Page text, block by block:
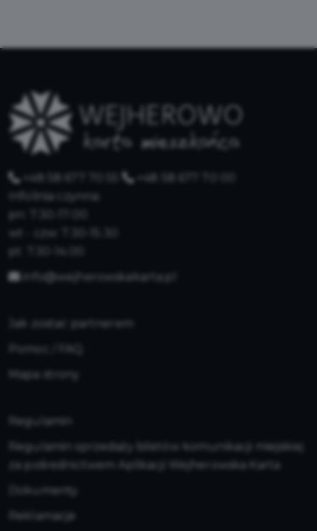
+48 58 677 70 55
+48 58 677 70 00
Infolinia czynna:
wt - czw: 7.30-15.30
info@wejherowskakarta.pl
Jak zostać partnerem
Mapa strony
Regulamin
Regulamin sprzedaży biletów komunikacji miejskiej
za pośrednictwem Aplikacji Wejherowska Karta
Dokumenty
Reklamacje